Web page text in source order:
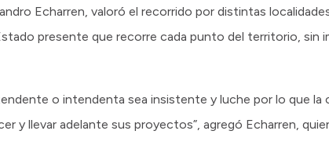
Echarren, valoró el recorrido por distintas
presente que recorre cada punto del territorio, sin
o intendenta sea insistente y luche por lo que la
y llevar adelante sus proyectos”, agregó Echarren,